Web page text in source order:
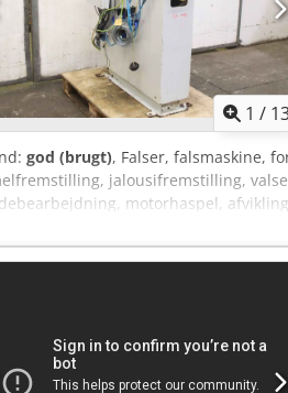
1 /
god (brugt), Falser, falsmaskine,
jalousifremstilling,
motorhaspel,
hydraulikpresse -
jalousifremstilling -
mm - Drivkraft: 1,1 kW -
405/1310 mm Cedopwnf Nspfx